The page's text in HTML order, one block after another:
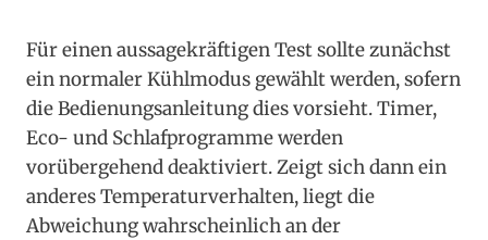
Für einen aussagekräftigen Test sollte zunächst
ein normaler Kühlmodus gewählt werden, sofern
die Bedienungsanleitung dies vorsieht. Timer,
Eco- und Schlafprogramme werden
vorübergehend deaktiviert. Zeigt sich dann ein
anderes Temperaturverhalten, liegt die
Abweichung wahrscheinlich an der